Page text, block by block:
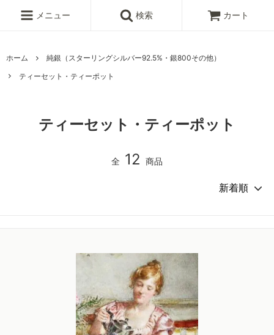
メニュー 検索 カート
ホーム
純銀（スターリングシルバー92.5%・銀800その他）
ティーセット・ティーポット
ティーセット・ティーポット
全 12 商品